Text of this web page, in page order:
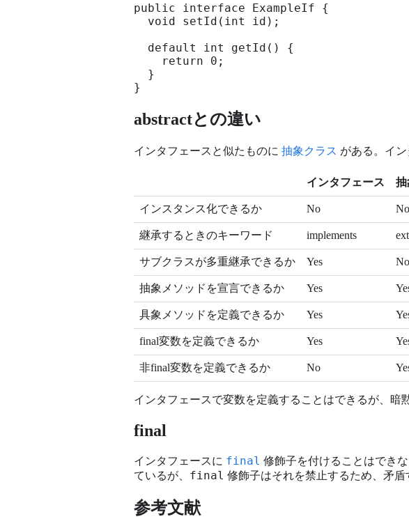
public interface ExampleIf {
  void setId(int id);
  default int getId() {
    return 0;
  }
}
abstractとの違い
インタフェースと似たものに 抽象クラス がある。イ
インタフェース 抽
インスタンス化できるか No No
継承するときのキーワード implements
サブクラスが多重継承できるか Yes No
抽象メソッドを宣言できるか Yes
具象メソッドを定義できるか Yes
final変数を定義できるか Yes
非final変数を定義できるか No
インタフェースで変数を定義することはできるが、暗
final
インタフェースに final 修飾子を付けることはでき
ているが、 final 修飾子はそれを禁止するため、矛盾
参考文献